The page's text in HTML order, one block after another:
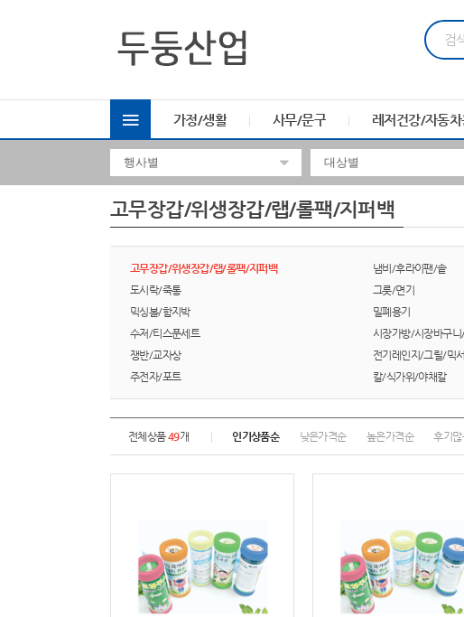
가정/생활 사무/문구 레저건강/자동
고무장갑/위생장갑/랩/롤팩/지퍼백
고무장갑/위생장갑/랩/롤팩/지퍼백 냄비/후라이팬/솥
도시락/죽통
그릇/면기
믹싱볼/함지박
밀폐용기
수저/티스푼세트
시장가방/시장바구니
쟁반/교자상
전기레인지/그릴/믹
주전자/포트
칼/식가위/야채칼
전체상품49개 인기상품순 낮은가격순 높은가격순 후기많